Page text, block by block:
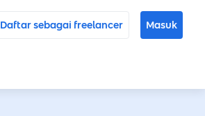
Daftar sebagai freelancer Masuk